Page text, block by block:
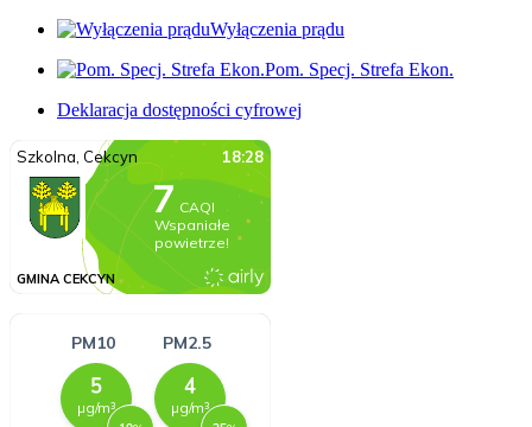
Wyłączenia prądu
Pom. Specj. Strefa Ekon.
Deklaracja dostępności cyfrowej